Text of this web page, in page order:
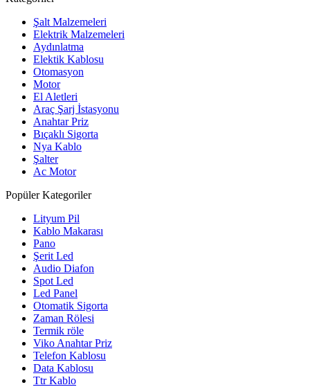
Şalt Malzemeleri
Elektrik Malzemeleri
Aydınlatma
Elektik Kablosu
Otomasyon
Motor
El Aletleri
Araç Şarj İstasyonu
Anahtar Priz
Bıçaklı Sigorta
Nya Kablo
Şalter
Ac Motor
Popüler Kategoriler
Lityum Pil
Kablo Makarası
Pano
Şerit Led
Audio Diafon
Spot Led
Led Panel
Otomatik Sigorta
Zaman Rölesi
Termik röle
Viko Anahtar Priz
Telefon Kablosu
Data Kablosu
Ttr Kablo